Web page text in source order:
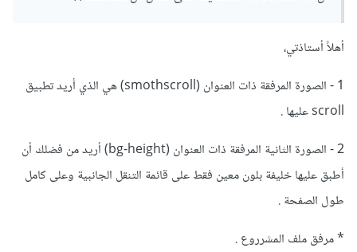
أهلاً أستاذتي،
1 - الصورة المرفقة ذات العنوان (smothscroll) هي الذي أريد تطبيق
scroll عليها .
2 - الصورة الثانية المرفقة ذات العنوان (bg-height) أريد من فضلك أن
أطبق عليها خليفة بلون معين فقط على قائمة التنقل الجانبية وعلى كامل
طول الصفحة .
* مرفق ملف المشرروع .